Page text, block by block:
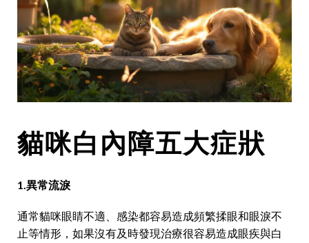
貓咪白內障五大症狀
1.異常流淚
通常貓咪眼睛不適、感染都容易造成頻繁揉眼和眼淚不
止等情形，如果沒有及時發現治療很容易造成眼疾與白